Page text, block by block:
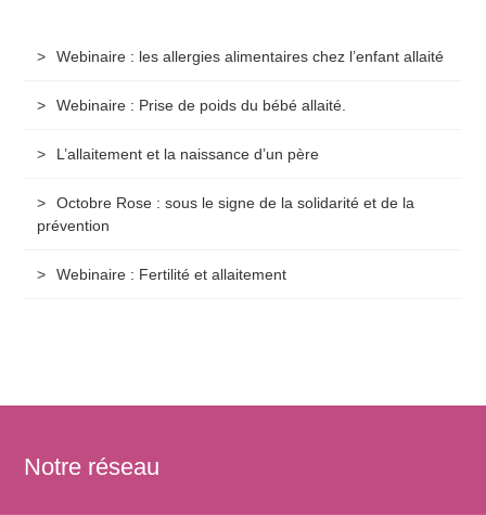
Webinaire : les allergies alimentaires chez l’enfant allaité
Webinaire : Prise de poids du bébé allaité.
L’allaitement et la naissance d’un père
Octobre Rose : sous le signe de la solidarité et de la
prévention
Webinaire : Fertilité et allaitement
Notre réseau